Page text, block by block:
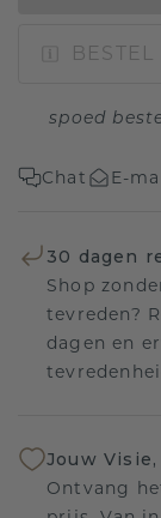
spoed
Chat E-
30 dagen
Shop
tevreden?
dagen en
Jouw
Ontvang